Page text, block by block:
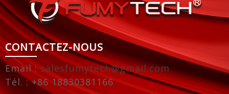
CONTACTEZ-NOUS
Email :salesfumytech@gmail.com
Tél. : +86 18830381166